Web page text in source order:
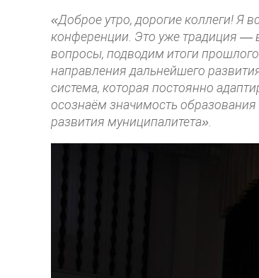
«Доброе утро, дорогие коллеги! Я
конференции. Это уже традиция —
вопросы, подводим итоги
направления дальнейшего
система, которая постоянно
осознаём значимость
развития муниципалитета».